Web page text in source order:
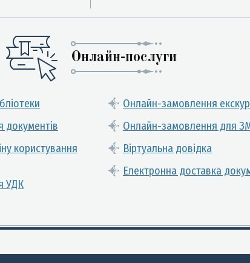
Онлайн-послуги
користування
УДК
Онлайн-замовлення
Онлайн-замовлення для
Віртуальна довідка
Електронна доставка